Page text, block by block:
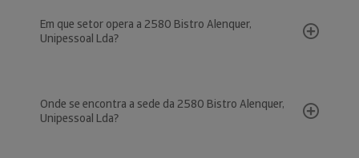
Em que setor opera a 2580 Bistro Alenquer,
Unipessoal Lda?
Onde se encontra a sede da 2580 Bistro Alenquer,
Unipessoal Lda?